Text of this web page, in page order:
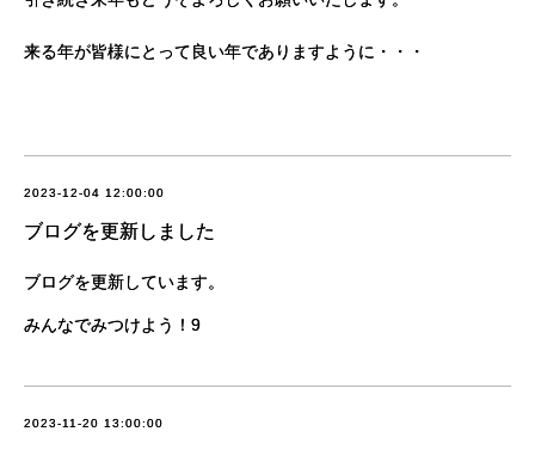
来る年が皆様にとって良い年でありますように・・・
2023-12-04 12:00:00
ブログを更新しました
ブログを更新しています。
みんなでみつけよう！9
2023-11-20 13:00:00